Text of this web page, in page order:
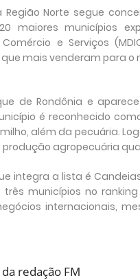
Norte segue
maiores municípios
Comércio e Serviços
mais venderam para
de Rondônia e
é reconhecido
além da pecuária.
agropecuária
integra a lista é
três municípios no
internacionais,
FM